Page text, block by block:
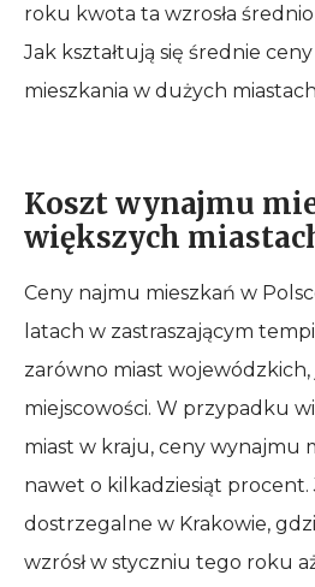
roku kwota ta wzrosła
Jak kształtują się średnie
mieszkania w dużych
Koszt wynajmu
większych
Ceny najmu mieszkań w
latach w zastraszającym
zarówno miast wojewódzkich,
miejscowości. W przypadku
miast w kraju, ceny wynajmu
nawet o kilkadziesiąt procent.
dostrzegalne w Krakowie,
wzrósł w styczniu tego roku